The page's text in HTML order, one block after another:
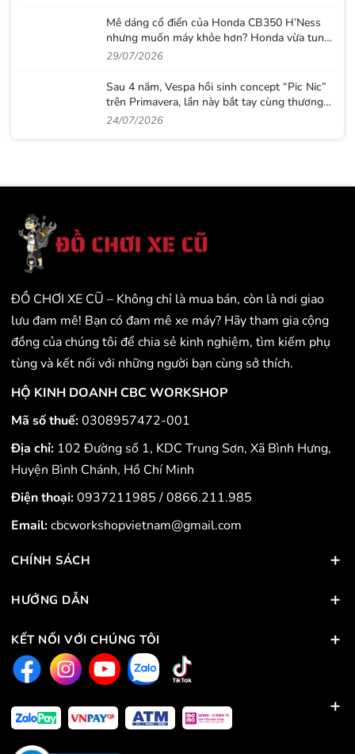
Mê dáng cổ điển của Honda CB350 H’Ness
nhưng muốn máy khỏe hơn? Honda vừa tung
ra lời giải với CB500 mới
29/07/2026
Sau 4 năm, Vespa hồi sinh concept “Pic Nic”
trên Primavera, lần này bắt tay cùng thương
hiệu thời trang Gigi
24/07/2026
ĐỒ CHƠI XE CŨ – Không chỉ là mua bán, còn là nơi giao
lưu đam mê! Bạn có đam mê xe máy? Hãy tham gia cộng
đồng của chúng tôi để chia sẻ kinh nghiệm, tìm kiếm phụ
tùng và kết nối với những người bạn cùng sở thích.
HỘ KINH DOANH CBC WORKSHOP
Mã số thuế:0308957472-001
Địa chỉ: 102 Đường số 1, KDC Trung Sơn, Xã Bình Hưng,
Huyện Bình Chánh, Hồ Chí Minh
Điện thoại:0937211985/0866.211.985
Email:cbcworkshopvietnam@gmail.com
CHÍNH SÁCH
HƯỚNG DẪN
KẾT NỐI VỚI CHÚNG TÔI